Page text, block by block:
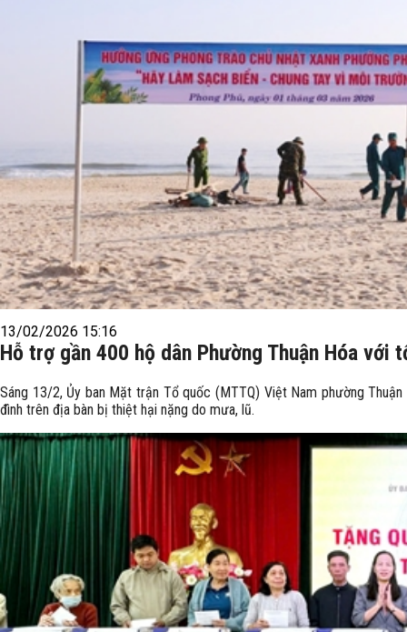
13/02/2026 15:16
Hỗ trợ gần 400 hộ dân Phường Thuận Hóa với
Sáng 13/2, Ủy ban Mặt trận Tổ quốc (MTTQ) Việt Nam phường
đình trên địa bàn bị thiệt hại nặng do mưa, lũ.